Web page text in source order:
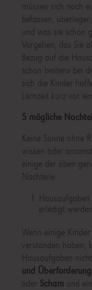
müssen sich noch
befassen,
und was sie schon
Vorgehen, das Sie
Bezug auf die
schon bestens bei
sich die Kinder
Lernzeit kurz vor
5 mögliche
Keine Sonne ohne
wissen oder
einige der oben
Nachteile:
erledigt werden
Wenn einige
verstanden haben,
Hausaufgaben
und Überforderung
oder Scham und